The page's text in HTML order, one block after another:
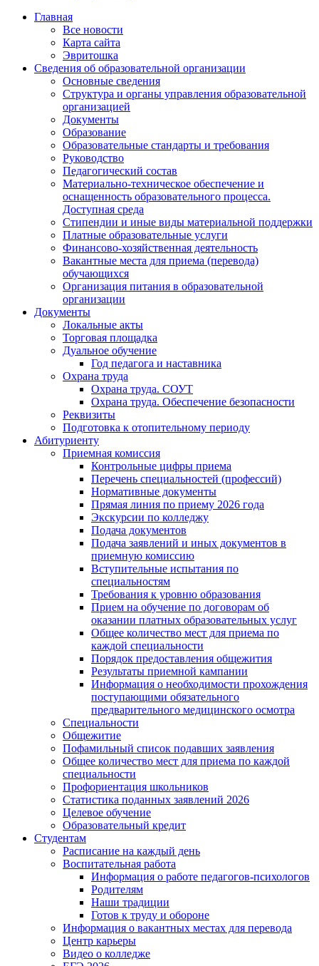
Главная
Все новости
Карта сайта
Эвритошка
Сведения об образовательной организации
Основные сведения
Структура и органы управления образовательной
организацией
Документы
Образование
Образовательные стандарты и требования
Руководство
Педагогический состав
Материально-техническое обеспечение и
оснащенность образовательного процесса.
Доступная среда
Стипендии и иные виды материальной поддержки
Платные образовательные услуги
Финансово-хозяйственная деятельность
Вакантные места для приема (перевода)
обучающихся
Организация питания в образовательной
организации
Документы
Локальные акты
Торговая площадка
Дуальное обучение
Год педагога и наставника
Охрана труда
Охрана труда. СОУТ
Охрана труда. Обеспечение безопасности
Реквизиты
Подготовка к отопительному периоду
Абитуриенту
Приемная комиссия
Контрольные цифры приема
Перечень специальностей (профессий)
Нормативные документы
Прямая линия по приему 2026 года
Экскурсии по колледжу
Подача документов
Подача заявлений и иных документов в
приемную комиссию
Вступительные испытания по
специальностям
Требования к уровню образования
Прием на обучение по договорам об
оказании платных образовательных услуг
Общее количество мест для приема по
каждой специальности
Порядок предоставления общежития
Результаты приемной кампании
Информация о необходимости прохождения
поступающими обязательного
предварительного медицинского осмотра
Специальности
Общежитие
Пофамильный список подавших заявления
Общее количество мест для приема по каждой
специальности
Профориентация школьников
Статистика поданных заявлений 2026
Целевое обучение
Образовательный кредит
Студентам
Расписание на каждый день
Воспитательная работа
Информация о работе педагогов-психологов
Родителям
Наши традиции
Готов к труду и обороне
Информация о вакантных местах для перевода
Центр карьеры
Видео о колледже